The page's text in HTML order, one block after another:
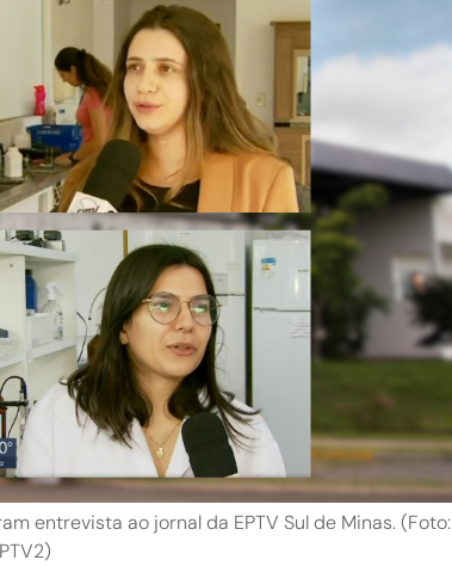
entrevista ao jornal da EPTV Sul de Minas. (Foto: